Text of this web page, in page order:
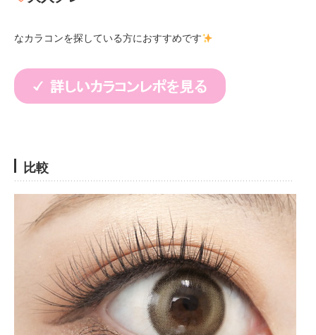
なカラコンを探している方におすすめです
比較